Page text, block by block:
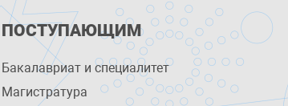
ПОСТУПАЮЩИМ
Бакалавриат и специалитет
Магистратура